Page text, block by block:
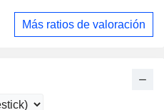
Más ratios de valoración